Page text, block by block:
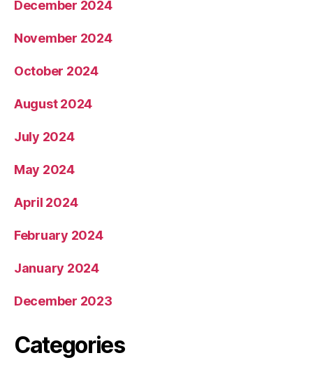
December 2024
November 2024
October 2024
August 2024
July 2024
May 2024
April 2024
February 2024
January 2024
December 2023
Categories